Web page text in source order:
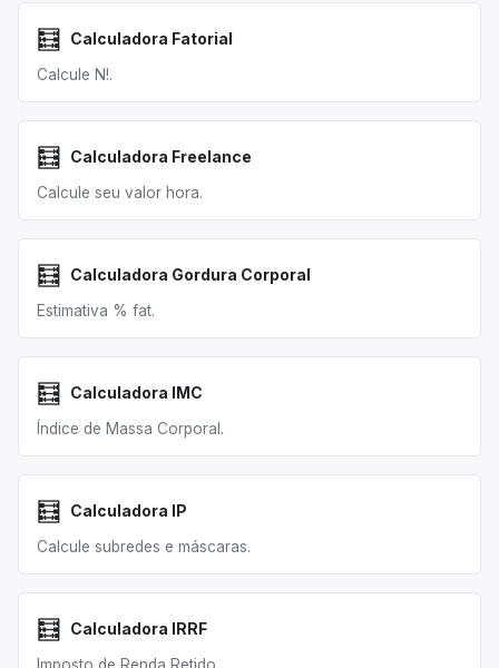
🧮 Calculadora Fatorial
Calcule N!.
🧮 Calculadora Freelance
Calcule seu valor hora.
🧮 Calculadora Gordura Corporal
Estimativa % fat.
🧮 Calculadora IMC
Índice de Massa Corporal.
🧮 Calculadora IP
Calcule subredes e máscaras.
🧮 Calculadora IRRF